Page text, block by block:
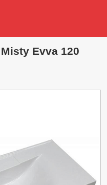
Evva 120